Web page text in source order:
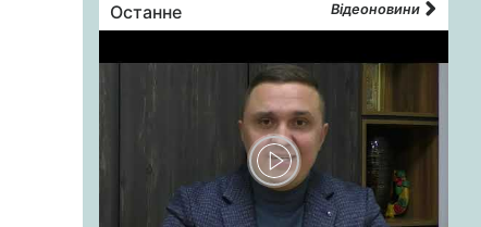
Останне Відеоновини